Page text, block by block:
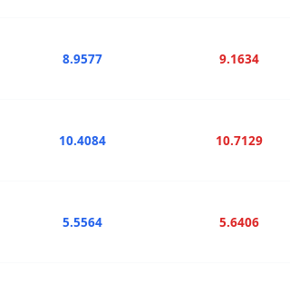
8.9577 9.1634
10.4084 10.7129
5.5564 5.6406